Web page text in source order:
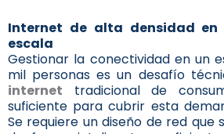
Internet de alta densidad en
escala
Gestionar la conectividad en un
mil personas es un desafío
internet tradicional de
suficiente para cubrir esta
Se requiere un diseño de red